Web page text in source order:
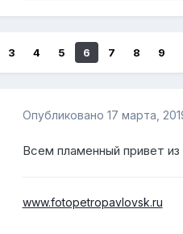
3 4 5 6 7 8 9
Опубликовано 17 марта,
Всем пламенный привет
www.fotopetropavlovsk.ru